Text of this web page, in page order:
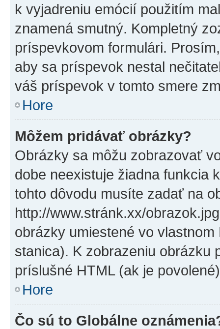
k vyjadreniu emócií použitím
znamená smutný. Kompletný
príspevkovom formulári.
aby sa príspevok nestal
váš príspevok v tomto smere
Hore
Môžem pridávať obrázky?
Obrázky sa môžu zobrazovať
dobe neexistuje žiadna funkcia
tohto dôvodu musíte zadať na
http://www.stránk.xx/
obrázky umiestené vo
stanica). K zobrazeniu obrázku
príslušné HTML (ak je
Hore
Čo sú to Globálne